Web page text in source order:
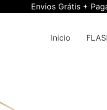
Envios Grátis +
Inicio